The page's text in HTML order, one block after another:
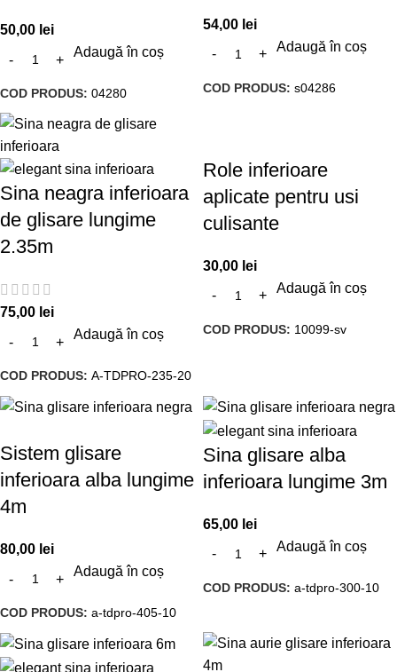
50,00 lei
Adaugă în coș
COD PRODUS: 04280
54,00 lei
Adaugă în coș
COD PRODUS: s04286
Sina neagra inferioara
de glisare lungime
2.35m
75,00 lei
Adaugă în coș
COD PRODUS: A-TDPRO-235-20
Role inferioare
aplicate pentru usi
culisante
30,00 lei
Adaugă în coș
COD PRODUS: 10099-sv
Sistem glisare
inferioara alba lungime
4m
80,00 lei
Adaugă în coș
COD PRODUS: a-tdpro-405-10
Sina glisare alba
inferioara lungime 3m
65,00 lei
Adaugă în coș
COD PRODUS: a-tdpro-300-10